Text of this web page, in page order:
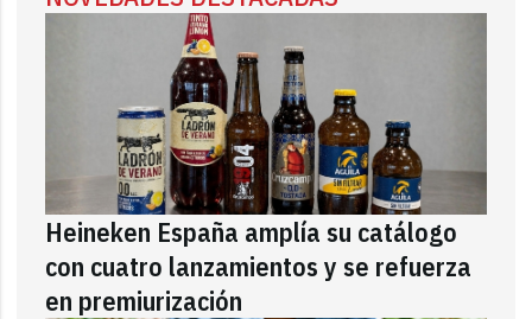
Heineken España amplía su catálogo
con cuatro lanzamientos y se refuerza
en premiurización